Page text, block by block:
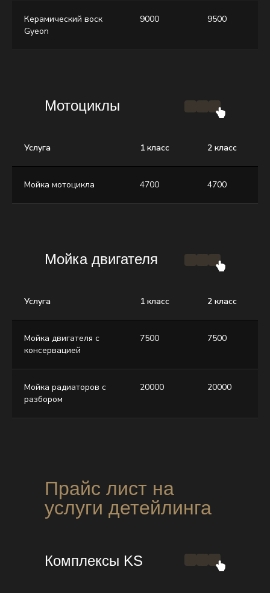
Керамический воск
Gyeon
9000 9500
Мотоциклы
Услуга 1 класс 2 класс
Мойка мотоцикла 4700 4700
Мойка двигателя
Услуга 1 класс 2 класс
Мойка двигателя с
консервацией
7500 7500
Мойка радиаторов с
разбором
20000 20000
Прайс лист на
услуги детейлинга
Комплексы KS